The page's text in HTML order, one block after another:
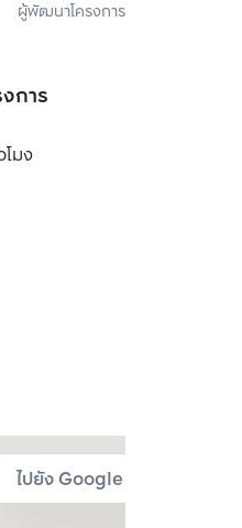
เวลลอปเมนท์ จำกัด
ผู้พัฒนาโครงการ
การ
มง
ไปยัง Google Map